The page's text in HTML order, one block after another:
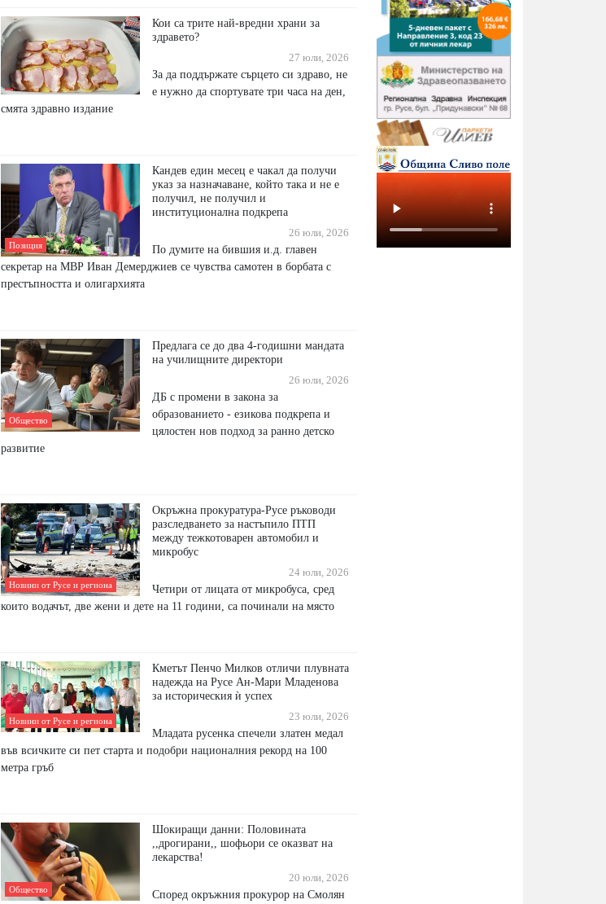
Кои са трите най-вредни храни за
здравето?
27 юли, 2026
За да поддържате сърцето си здраво, не
е нужно да спортувате три часа на ден,
смята здравно издание
Позиция
Кандев един месец е чакал да получи
указ за назначаване, който така и не е
получил, не получил и
институционална подкрепа
26 юли, 2026
По думите на бившия и.д. главен
секретар на МВР Иван Демерджиев се чувства самотен в борбата с
престъпността и олигархията
Общество
Предлага се до два 4-годишни мандата
на училищните директори
26 юли, 2026
ДБ с промени в закона за
образованието - езикова подкрепа и
цялостен нов подход за ранно детско
развитие
Новини от Русе и региона
Окръжна прокуратура-Русе ръководи
разследването за настъпило ПТП
между тежкотоварен автомобил и
микробус
24 юли, 2026
Четири от лицата от микробуса, сред
които водачът, две жени и дете на 11 години, са починали на място
Новини от Русе и региона
Кметът Пенчо Милков отличи плувната
надежда на Русе Ан-Мари Младенова
за историческия ѝ успех
23 юли, 2026
Младата русенка спечели златен медал
във всичките си пет старта и подобри националния рекорд на 100
метра гръб
Общество
Шокиращи данни: Половината
,,дрогирани,, шофьори се оказват на
лекарства!
20 юли, 2026
Според окръжния прокурор на Смолян